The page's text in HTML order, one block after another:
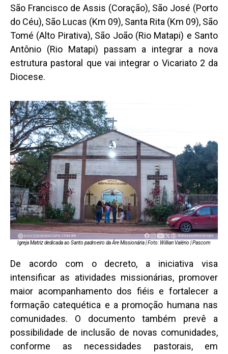
São Francisco de Assis (Coração), São José (Porto
do Céu), São Lucas (Km 09), Santa Rita (Km 09), São
Tomé (Alto Pirativa), São João (Rio Matapi) e Santo
Antônio (Rio Matapi) passam a integrar a nova
estrutura pastoral que vai integrar o Vicariato 2 da
Diocese.
Igreja Matriz dedicada ao Santo padroeiro da Áre Missionária | Foto: Willian Valério | Pascom
De acordo com o decreto, a iniciativa visa
intensificar as atividades missionárias, promover
maior acompanhamento dos fiéis e fortalecer a
formação catequética e a promoção humana nas
comunidades. O documento também prevê a
possibilidade de inclusão de novas comunidades,
conforme as necessidades pastorais, em